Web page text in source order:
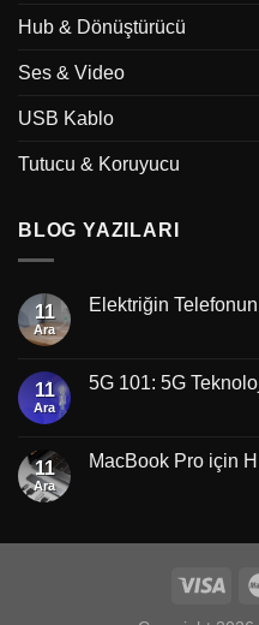
Hub & Dönüştürücü
Ses & Video
USB Kablo
Tutucu & Koruyucu
BLOG YAZILARI
11
Ara
Elektriğin
11
Ara
5G 101: 5G
11
Ara
MacBook Pro için